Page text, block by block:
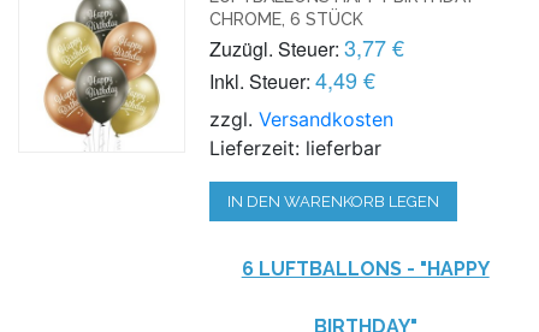
CHROME, 6 STÜCK
Zuzügl. Steuer: 3,77 €
Inkl. Steuer: 4,49 €
zzgl.Versandkosten
Lieferzeit: lieferbar
IN DEN WARENKORB LEGEN
6 LUFTBALLONS - "HAPPY
BIRTHDAY"